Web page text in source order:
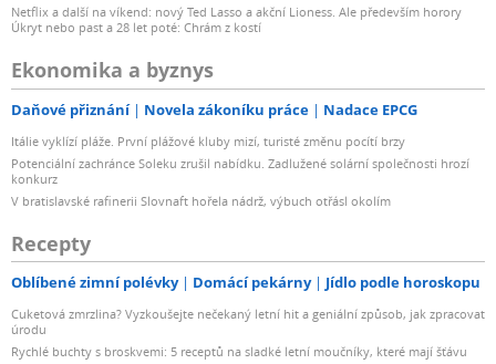
Netflix a další na víkend: nový Ted Lasso a akční Lioness. Ale především horory
Úkryt nebo past a 28 let poté: Chrám z kostí
Ekonomika a byznys
Daňové přiznání Novela zákoníku práce Nadace EPCG
Itálie vyklízí pláže. První plážové kluby mizí, turisté změnu pocítí brzy
Potenciální zachránce Soleku zrušil nabídku. Zadlužené solární společnosti hrozí
konkurz
V bratislavské rafinerii Slovnaft hořela nádrž, výbuch otřásl okolím
Recepty
Oblíbené zimní polévky Domácí pekárny Jídlo podle horoskopu
Cuketová zmrzlina? Vyzkoušejte nečekaný letní hit a geniální způsob, jak zpracovat
úrodu
Rychlé buchty s broskvemi: 5 receptů na sladké letní moučníky, které mají šťávu